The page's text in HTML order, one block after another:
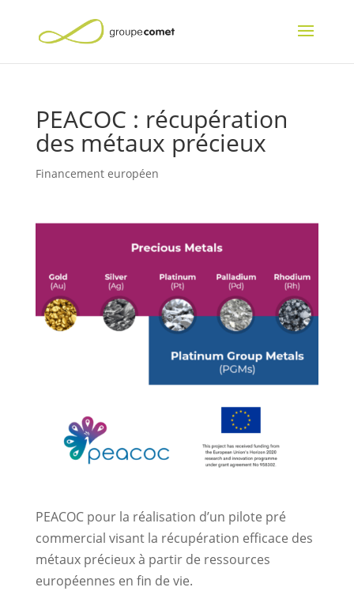
PEACOC : récupération
des métaux précieux
Financement européen
PEACOC pour la réalisation d’un pilote pré
commercial visant la récupération efficace des
métaux précieux à partir de ressources
européennes en fin de vie.